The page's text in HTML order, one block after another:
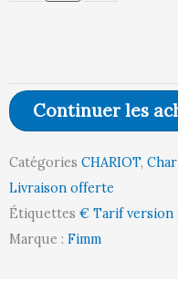
1
dossier,
800
Continuer les
Catégories CHARIOT,
Livraison offerte
Étiquettes € Tarif version
Marque : Fimm